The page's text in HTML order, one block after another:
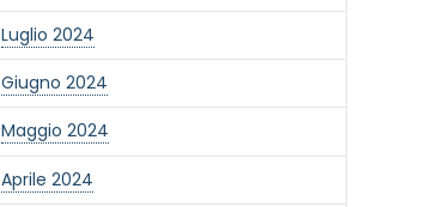
Luglio 2024
Giugno 2024
Maggio 2024
Aprile 2024